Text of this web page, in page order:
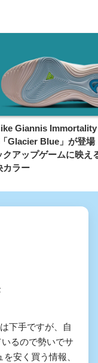
Giannis Immortality
Glacier Blue」が登場
クアップゲームに映え
カラー
下手ですが、自
るので勢いでサ
安く買う情報、